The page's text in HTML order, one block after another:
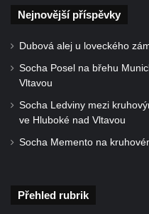
Nejnovější příspěvky
Dubová alej u loveckého
Socha Posel na břehu
Vltavou
Socha Ledviny mezi
ve Hluboké nad Vltavou
Socha Memento na
Přehled rubrik